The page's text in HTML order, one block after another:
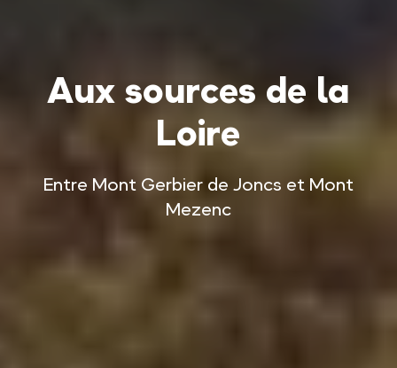
Aux sources de la
Loire
Entre Mont Gerbier de Joncs et Mont
Mezenc